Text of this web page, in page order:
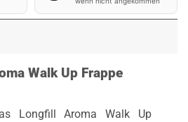
Walk Up Frappe
Longfill Aroma Walk Up